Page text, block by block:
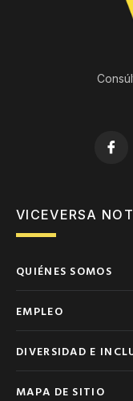
VICEVERSA
QUIÉNES SOMOS
EMPLEO
DIVERSIDAD E
MAPA DE SITIO